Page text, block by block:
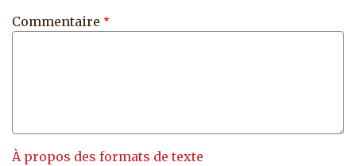
Commentaire
À propos des formats de texte